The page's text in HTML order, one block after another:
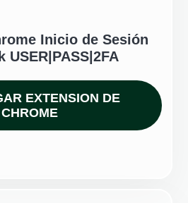
Inicio de Sesión
USER|PASS|2FA
EXTENSION DE
CHROME